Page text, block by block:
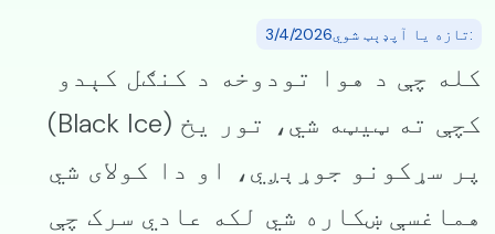
:تازه یا آپډېټ شوي3/4/2026
کله چې د هوا تودوخه د کنګل کېدو
کچې ته ټیټه شي، تور یخ (Black Ice)
پر سړکونو جوړېږي، او دا کولای شي
هماغسې ښکاره شي لکه عادي سرک چې